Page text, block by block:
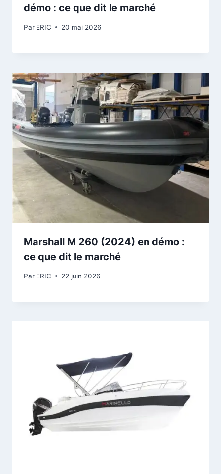
démo : ce que dit le marché
Par ERIC 20 mai 2026
Marshall M 260 (2024) en démo :
ce que dit le marché
Par ERIC 22 juin 2026